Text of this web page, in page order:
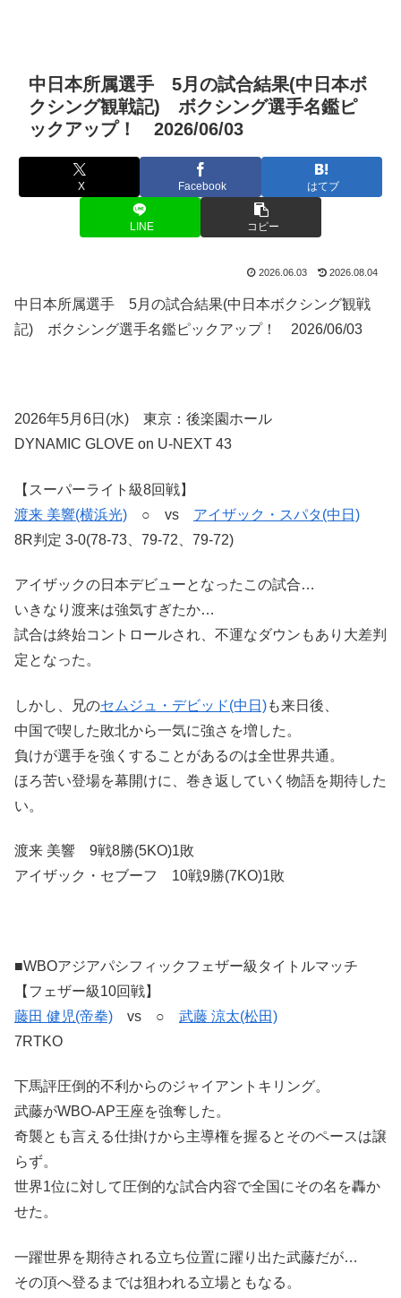
中日本所属選手 5月の試合結果(中日本ボ
クシング観戦記) ボクシング選手名鑑ピ
ックアップ！ 2026/06/03
X Facebook はてブ
LINE コピー
2026.06.03 2026.08.04
中日本所属選手 5月の試合結果(中日本ボクシング観戦
記) ボクシング選手名鑑ピックアップ！ 2026/06/03
2026年5月6日(水) 東京：後楽園ホール
DYNAMIC GLOVE on U-NEXT 43
【スーパーライト級8回戦】
渡来 美響(横浜光) ○ vs アイザック・スパタ(中日)
8R判定 3-0(78-73、79-72、79-72)
アイザックの日本デビューとなったこの試合…
いきなり渡来は強気すぎたか…
試合は終始コントロールされ、不運なダウンもあり大差判
定となった。
しかし、兄のセムジュ・デビッド(中日)も来日後、
中国で喫した敗北から一気に強さを増した。
負けが選手を強くすることがあるのは全世界共通。
ほろ苦い登場を幕開けに、巻き返していく物語を期待した
い。
渡来 美響 9戦8勝(5KO)1敗
アイザック・セブーフ 10戦9勝(7KO)1敗
■WBOアジアパシフィックフェザー級タイトルマッチ
【フェザー級10回戦】
藤田 健児(帝拳) vs ○ 武藤 涼太(松田)
7RTKO
下馬評圧倒的不利からのジャイアントキリング。
武藤がWBO-AP王座を強奪した。
奇襲とも言える仕掛けから主導権を握るとそのペースは譲
らず。
世界1位に対して圧倒的な試合内容で全国にその名を轟か
せた。
一躍世界を期待される立ち位置に躍り出た武藤だが…
その頂へ登るまでは狙われる立場ともなる。